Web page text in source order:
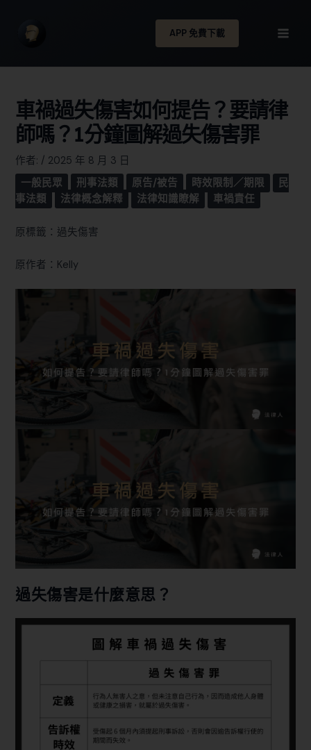
APP 免費下載
車禍過失傷害如何提告？要請律
師嗎？1分鐘圖解過失傷害罪
作者: / 2025 年 8 月 3 日
一般民眾
刑事法類 原告/被告 時效限制／期限
民
事法類
法律概念解釋 法律知識瞭解 車禍責任
原標籤：過失傷害
原作者：Kelly
過失傷害是什麼意思？